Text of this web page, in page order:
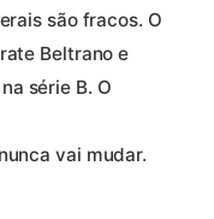
são fracos. O
Beltrano e
série B. O
vai mudar.